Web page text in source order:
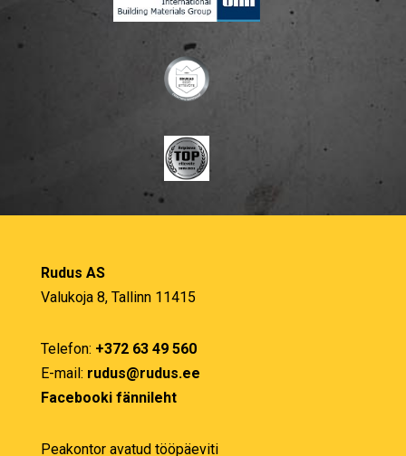
Rudus AS
Valukoja 8, Tallinn 11415
Telefon: +372 63 49 560
E-mail: rudus@rudus.ee
Facebooki fännileht
Peakontor avatud tööpäeviti